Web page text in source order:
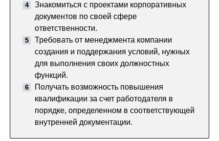
Знакомиться с проектами корпоративных
документов по своей сфере
ответственности.
Требовать от менеджмента компании
создания и поддержания условий, нужных
для выполнения своих должностных
функций.
Получать возможность повышения
квалификации за счет работодателя в
порядке, определенном в соответствующей
внутренней документации.